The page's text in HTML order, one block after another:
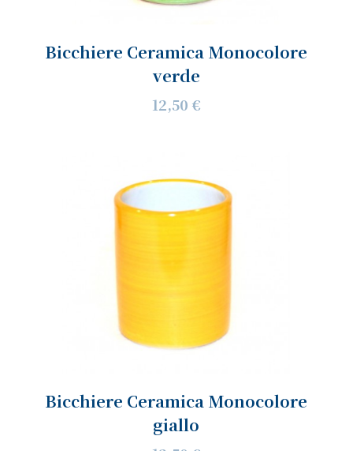
Bicchiere Ceramica Monocolore
verde
12,50 €
Bicchiere Ceramica Monocolore
giallo